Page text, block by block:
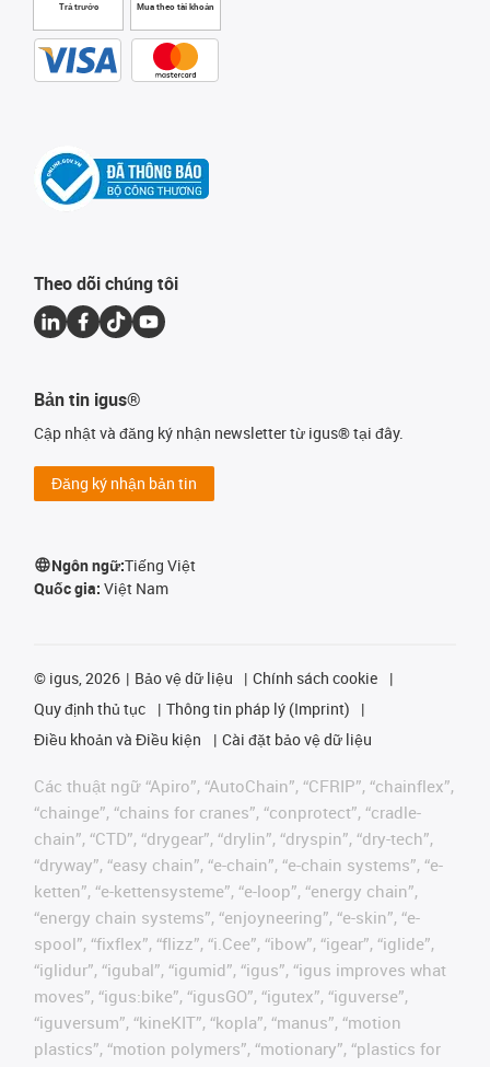
Trả trước Mua theo tài khoản
Theo dõi chúng tôi
Bản tin igus®
Cập nhật và đăng ký nhận newsletter từ igus® tại đây.
Đăng ký nhận bản tin
Ngôn ngữ:Tiếng Việt
Quốc gia: Việt Nam
© igus, 2026 Bảo vệ dữ liệu
Chính sách cookie
Quy định thủ tục
Thông tin pháp lý (Imprint)
Điều khoản và Điều kiện
Cài đặt bảo vệ dữ liệu
Các thuật ngữ “Apiro”, “AutoChain”, “CFRIP”, “chainflex”,
“chainge”, “chains for cranes”, “conprotect”, “cradle-
chain”, “CTD”, “drygear”, “drylin”, “dryspin”, “dry-tech”,
“dryway”, “easy chain”, “e-chain”, “e-chain systems”, “e-
ketten”, “e-kettensysteme”, “e-loop”, “energy chain”,
“energy chain systems”, “enjoyneering”, “e-skin”, “e-
spool”, “fixflex”, “flizz”, “i.Cee”, “ibow”, “igear”, “iglide”,
“iglidur”, “igubal”, “igumid”, “igus”, “igus improves what
moves”, “igus:bike”, “igusGO”, “igutex”, “iguverse”,
“iguversum”, “kineKIT”, “kopla”, “manus”, “motion
plastics”, “motion polymers”, “motionary”, “plastics for